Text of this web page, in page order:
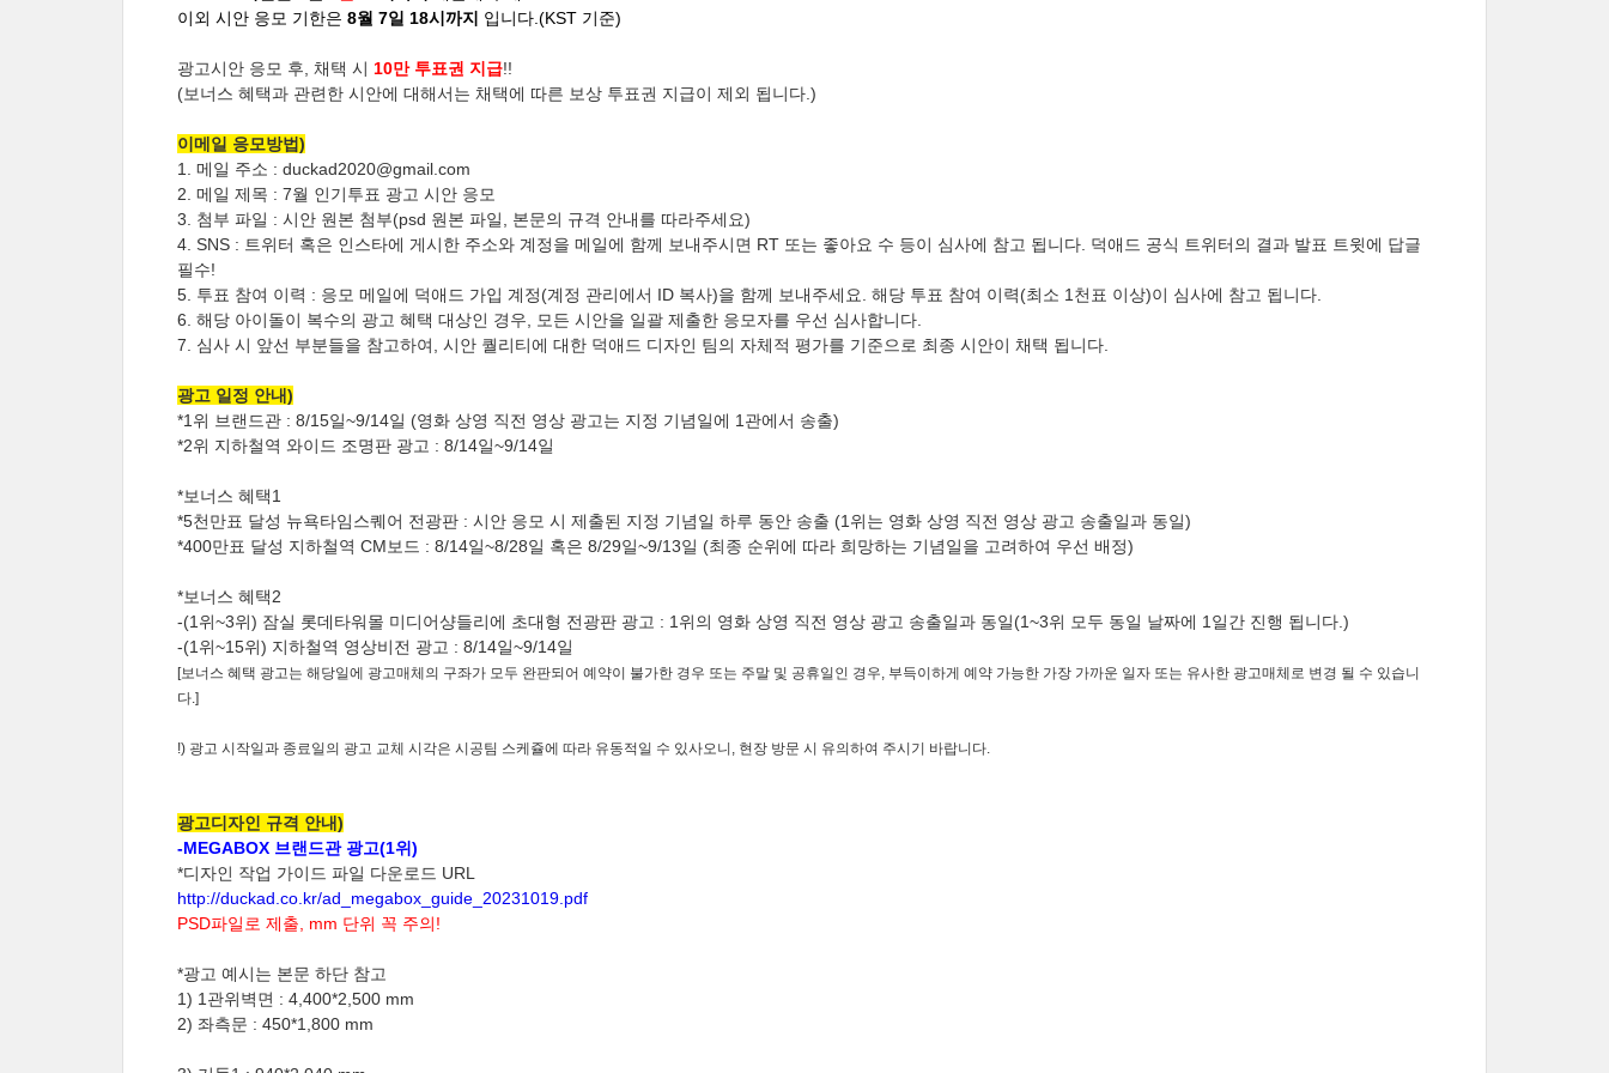
이외 시안 응모 기한은 8월 7일 18시까지 입니다. (KST 기준)
광고시안 응모 후, 채택 시 10만 투표권 지급!!
(보너스 혜택과 관련한 시안에 대해서는 채택에 따른 보상 투표권 지급이 제외 됩니다.)
이메일 응모방법)
1. 메일 주소 : duckad2020@gmail.com
2. 메일 제목 : 7월 인기투표 광고 시안 응모
3. 첨부 파일 : 시안 원본 첨부(psd 원본 파일, 본문의 규격 안내를 따라주세요)
4. SNS : 트위터 혹은 인스타에 게시한 주소와 계정을 메일에 함께 보내주시면 RT 또는 좋아요 수 등이 심사에 참고 됩니다. 덕애드 공식 트위터의 결과 발표 트윗에 답글
필수!
5. 투표 참여 이력 : 응모 메일에 덕애드 가입 계정(계정 관리에서 ID 복사)을 함께 보내주세요. 해당 투표 참여 이력(최소 1천표 이상)이 심사에 참고 됩니다.
6. 해당 아이돌이 복수의 광고 혜택 대상인 경우, 모든 시안을 일괄 제출한 응모자를 우선 심사합니다.
7. 심사 시 앞선 부분들을 참고하여, 시안 퀄리티에 대한 덕애드 디자인 팀의 자체적 평가를 기준으로 최종 시안이 채택 됩니다.
광고 일정 안내)
*1위 브랜드관 : 8/15일~9/14일 (영화 상영 직전 영상 광고는 지정 기념일에 1관에서 송출)
*2위 지하철역 와이드 조명판 광고 : 8/14일~9/14일
*보너스 혜택1
*5천만표 달성 뉴욕타임스퀘어 전광판 : 시안 응모 시 제출된 지정 기념일 하루 동안 송출 (1위는 영화 상영 직전 영상 광고 송출일과 동일)
*400만표 달성 지하철역 CM보드 : 8/14일~8/28일 혹은 8/29일~9/13일 (최종 순위에 따라 희망하는 기념일을 고려하여 우선 배정)
*보너스 혜택2
-(1위~3위) 잠실 롯데타워몰 미디어샹들리에 초대형 전광판 광고 : 1위의 영화 상영 직전 영상 광고 송출일과 동일(1~3위 모두 동일 날짜에 1일간 진행 됩니다.)
-(1위~15위) 지하철역 영상비전 광고 : 8/14일~9/14일
[보너스 혜택 광고는 해당일에 광고매체의 구좌가 모두 완판되어 예약이 불가한 경우 또는 주말 및 공휴일인 경우, 부득이하게 예약 가능한 가장 가까운 일자 또는 유사한 광고매체로 변경 될 수 있습니
다.]
!) 광고 시작일과 종료일의 광고 교체 시각은 시공팀 스케쥴에 따라 유동적일 수 있사오니, 현장 방문 시 유의하여 주시기 바랍니다.
광고디자인 규격 안내)
-MEGABOX 브랜드관 광고(1위)
*디자인 작업 가이드 파일 다운로드 URL
http://duckad.co.kr/ad_megabox_guide_20231019.pdf
PSD파일로 제출, mm 단위 꼭 주의!
*광고 예시는 본문 하단 참고
1) 1관위벽면 : 4,400*2,500 mm
2) 좌측문 : 450*1,800 mm